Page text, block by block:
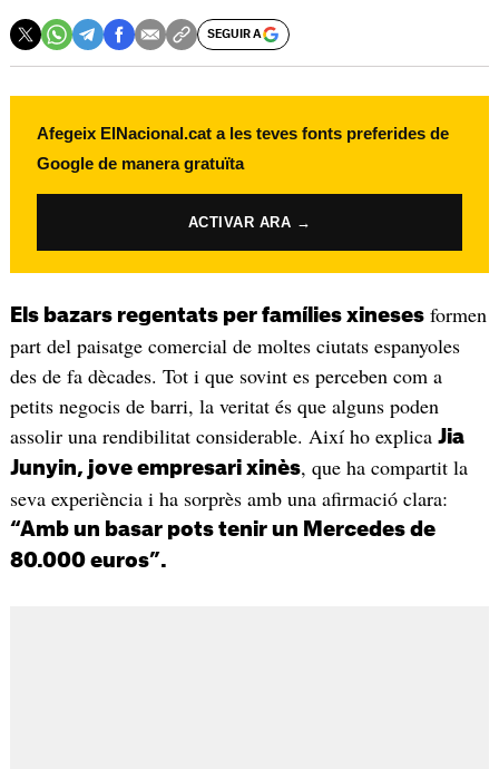
SEGUIR A
Afegeix ElNacional.cat a les teves fonts preferides de
Google de manera gratuïta
ACTIVAR ARA →
Els bazars regentats per famílies xinesesformen
part del paisatge comercial de moltes ciutats espanyoles
des de fa dècades. Tot i que sovint es perceben com a
petits negocis de barri, la veritat és que alguns poden
assolir una rendibilitat considerable. Així ho explica Jia
Junyin, jove empresari xinès, que ha compartit la
seva experiència i ha sorprès amb una afirmació clara:
“Amb un basar pots tenir un Mercedes de
80.000 euros”.